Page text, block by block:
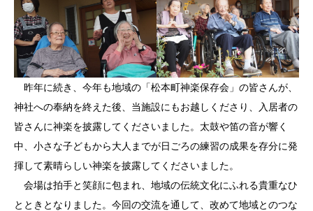
昨年に続き、今年も地域の「松本町神楽保存会」の皆さんが、
神社への奉納を終えた後、当施設にもお越しくださり、入居者の
皆さんに神楽を披露してくださいました。太鼓や笛の音が響く
中、小さな子どもから大人までが日ごろの練習の成果を存分に発
揮して素晴らしい神楽を披露してくださいました。
会場は拍手と笑顔に包まれ、地域の伝統文化にふれる貴重なひ
とときとなりました。今回の交流を通して、改めて地域とのつな